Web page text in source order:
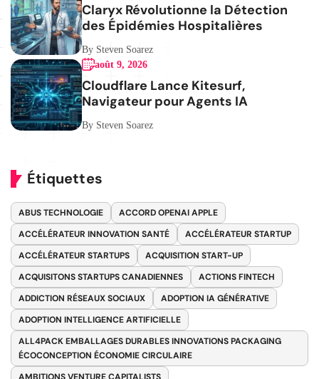
Claryx Révolutionne la Détection
des Épidémies Hospitalières
By Steven Soarez
août 9, 2026
Cloudflare Lance Kitesurf,
Navigateur pour Agents IA
By Steven Soarez
Étiquettes
ABUS TECHNOLOGIE
ACCORD OPENAI APPLE
ACCÉLÉRATEUR INNOVATION SANTÉ
ACCÉLÉRATEUR STARTUP
ACCÉLÉRATEUR STARTUPS
ACQUISITION START-UP
ACQUISITONS STARTUPS CANADIENNES
ACTIONS FINTECH
ADDICTION RÉSEAUX SOCIAUX
ADOPTION IA GÉNÉRATIVE
ADOPTION INTELLIGENCE ARTIFICIELLE
ALL4PACK EMBALLAGES DURABLES INNOVATIONS PACKAGING
ÉCOCONCEPTION ÉCONOMIE CIRCULAIRE